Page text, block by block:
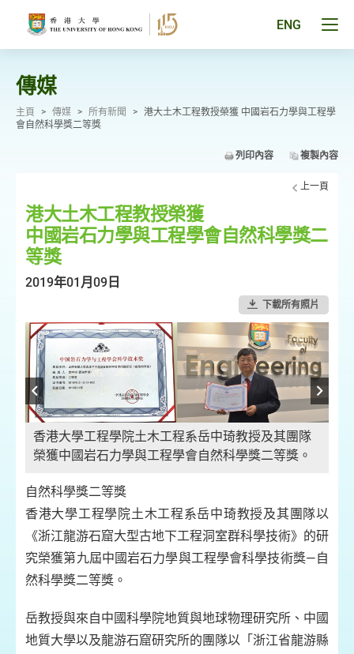
ENG
傳媒
主頁 > 傳媒 > 所有新聞 > 港大土木工程教授榮獲 中國岩石力學與工程學
會自然科學獎二等獎
列印內容 複製內容
上一頁
港大土木工程教授榮獲
中國岩石力學與工程學會自然科學獎二
等獎
2019年01月09日
下載所有照片
香港大學工程學院土木工程系岳中琦教授及其團隊
榮獲中國岩石力學與工程學會自然科學獎二等獎。
自然科學獎二等獎
香港大學工程學院土木工程系岳中琦教授及其團隊以
《浙江龍游石窟大型古地下工程洞室群科學技術》的研
究榮獲第九屆中國岩石力學與工程學會科學技術獎—自
然科學獎二等獎。
岳教授與來自中國科學院地質與地球物理研究所、中國
地質大學以及龍游石窟研究所的團隊以「浙江省龍游縣